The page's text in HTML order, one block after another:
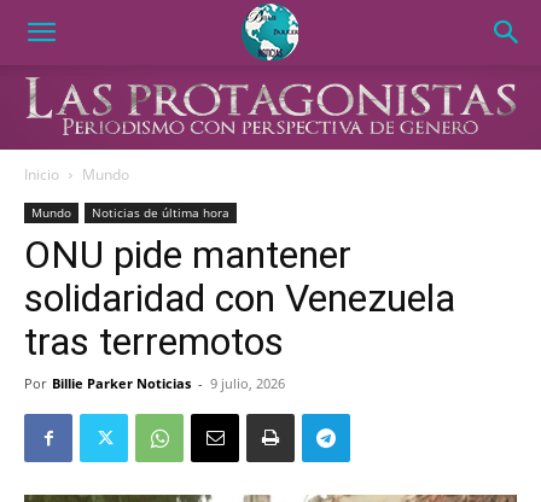
Inicio Mundo
Mundo Noticias de última hora
ONU pide mantener
solidaridad con Venezuela
tras terremotos
Por Billie Parker Noticias - 9 julio, 2026